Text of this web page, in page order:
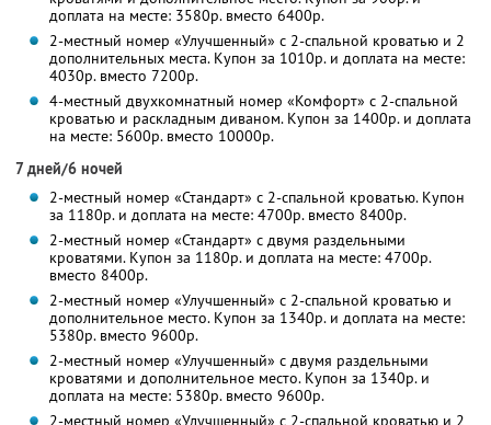
доплата на месте: 3580р. вместо 6400р.
2-местный номер «Улучшенный» с 2-спальной кроватью и 2
дополнительных места. Купон за 1010р. и доплата на месте:
4030р. вместо 7200р.
4-местный двухкомнатный номер «Комфорт» с 2-спальной
кроватью и раскладным диваном. Купон за 1400р. и доплата
на месте: 5600р. вместо 10000р.
7 дней/6 ночей
2-местный номер «Стандарт» с 2-спальной кроватью. Купон
за 1180р. и доплата на месте: 4700р. вместо 8400р.
2-местный номер «Стандарт» с двумя раздельными
кроватями. Купон за 1180р. и доплата на месте: 4700р.
вместо 8400р.
2-местный номер «Улучшенный» с 2-спальной кроватью и
дополнительное место. Купон за 1340р. и доплата на месте:
5380р. вместо 9600р.
2-местный номер «Улучшенный» с двумя раздельными
кроватями и дополнительное место. Купон за 1340р. и
доплата на месте: 5380р. вместо 9600р.
2-местный номер «Улучшенный» с 2-спальной кроватью и 2